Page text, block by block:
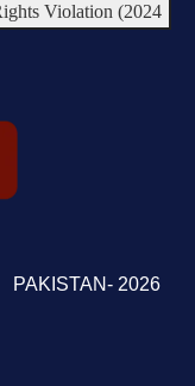
Violation (2024)
2026